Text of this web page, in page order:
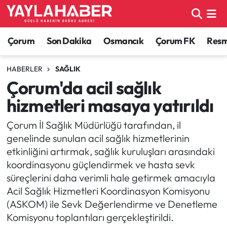
Çorum Son Dakika Osmancık Çorum FK
HABERLER SAĞLIK
Çorum'da acil sağlık
hizmetleri masaya yatırıldı
Çorum İl Sağlık Müdürlüğü tarafından, il
genelinde sunulan acil sağlık hizmetlerinin
etkinliğini artırmak, sağlık kuruluşları arasındaki
koordinasyonu güçlendirmek ve hasta sevk
süreçlerini daha verimli hale getirmek amacıyla
Acil Sağlık Hizmetleri Koordinasyon Komisyonu
(ASKOM) ile Sevk Değerlendirme ve Denetleme
Komisyonu toplantıları gerçekleştirildi.
Alaca Haberleri
Bayat Haberleri
Bilgi - Keşfet Haberleri
Bilim ve Teknoloji
Boğazkale Haberleri
Çorum Haberleri
Çorum Son Dakika Haberleri
Dodurga Haberleri
Çorum Nöbetçi Eczaneler
Çorum Hava Durumu
Çorum Namaz Vakitleri
Çorum Trafik Yoğunluk Haritası
TFF 1.Lig Puan Durumu ve Fikstür
Tüm Manşetler
Son Dakika Haberleri
Haber Arşivi